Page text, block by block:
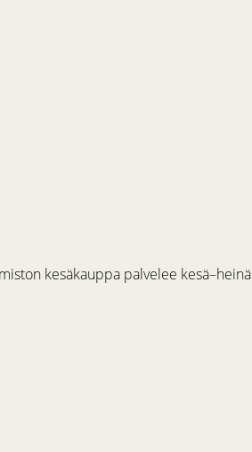
kesäkauppa palvelee